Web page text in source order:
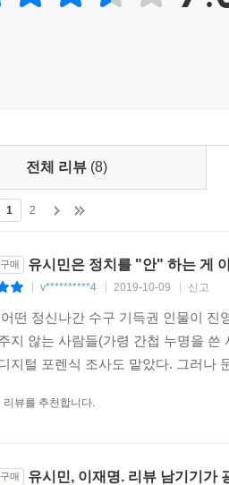
원 제출용 의견서 등이 배치되어
이 부풀리고, 경찰과 검찰이 악착
에 관련된 의혹의 진위를 규명하는
의한 사회적 살해가 자행된 이전의
자 포렌식 전문가인 필자가 꾸준하
기 위해 노력한 글임을 역설한다. 이
던 것처럼, 문재인 시대에 드루킹을
민과 이재명에 관한 진실을 더 많은
전체 리뷰 (8)
1 2
구매 유시민은 정치를 "안" 하는 게
v**********4 2019-10-09 신고
떤 정신나간 수구 기득권 인물이
지 않는 사람들(가령 간첩 누명을
지털 포렌식 조사도 맡았다. 그러나
리뷰를 추천합니다.
구매 유시민, 이재명. 리뷰 남기기가